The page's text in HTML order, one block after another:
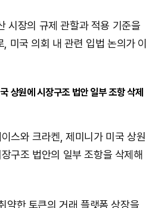
시장의 규제 관할과 적용 기준을
미국 의회 내 관련 입법 논의가 이
상원에 시장구조 법안 일부 조항 삭제
스와 크라켄, 제미니가 미국 상원
구조 법안의 일부 조항을 삭제해
약한 토큰의 거래 플랫폼 상장을